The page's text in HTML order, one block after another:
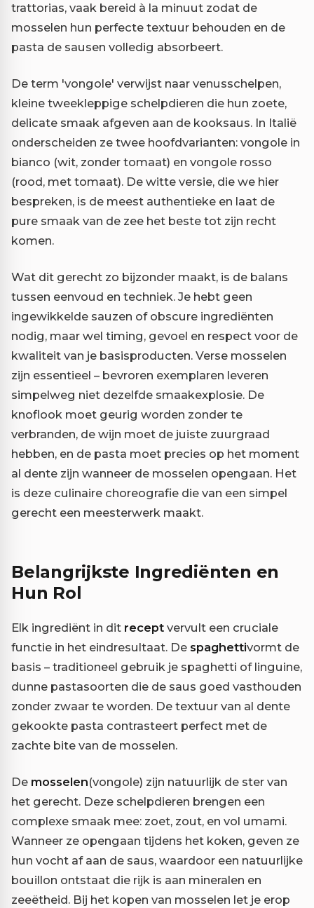
trattorias, vaak bereid à la minuut zodat de
mosselen hun perfecte textuur behouden en de
pasta de sausen volledig absorbeert.
De term 'vongole' verwijst naar venusschelpen,
kleine tweekleppige schelpdieren die hun zoete,
delicate smaak afgeven aan de kooksaus. In Italië
onderscheiden ze twee hoofdvarianten: vongole in
bianco (wit, zonder tomaat) en vongole rosso
(rood, met tomaat). De witte versie, die we hier
bespreken, is de meest authentieke en laat de
pure smaak van de zee het beste tot zijn recht
komen.
Wat dit gerecht zo bijzonder maakt, is de balans
tussen eenvoud en techniek. Je hebt geen
ingewikkelde sauzen of obscure ingrediënten
nodig, maar wel timing, gevoel en respect voor de
kwaliteit van je basisproducten. Verse mosselen
zijn essentieel – bevroren exemplaren leveren
simpelweg niet dezelfde smaakexplosie. De
knoflook moet geurig worden zonder te
verbranden, de wijn moet de juiste zuurgraad
hebben, en de pasta moet precies op het moment
al dente zijn wanneer de mosselen opengaan. Het
is deze culinaire choreografie die van een simpel
gerecht een meesterwerk maakt.
Belangrijkste Ingrediënten en
Hun Rol
Elk ingrediënt in dit recept vervult een cruciale
functie in het eindresultaat. De spaghettivormt de
basis – traditioneel gebruik je spaghetti of linguine,
dunne pastasoorten die de saus goed vasthouden
zonder zwaar te worden. De textuur van al dente
gekookte pasta contrasteert perfect met de
zachte bite van de mosselen.
De mosselen(vongole) zijn natuurlijk de ster van
het gerecht. Deze schelpdieren brengen een
complexe smaak mee: zoet, zout, en vol umami.
Wanneer ze opengaan tijdens het koken, geven ze
hun vocht af aan de saus, waardoor een natuurlijke
bouillon ontstaat die rijk is aan mineralen en
zeeëtheid. Bij het kopen van mosselen let je erop